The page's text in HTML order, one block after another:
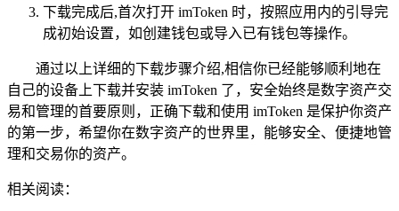
下载完成后,首次打开 imToken 时，按照应用内的引导完
成初始设置，如创建钱包或导入已有钱包等操作。
通过以上详细的下载步骤介绍,相信你已经能够顺利地在
自己的设备上下载并安装 imToken 了，安全始终是数字资产交
易和管理的首要原则，正确下载和使用 imToken 是保护你资产
的第一步，希望你在数字资产的世界里，能够安全、便捷地管
理和交易你的资产。
相关阅读：